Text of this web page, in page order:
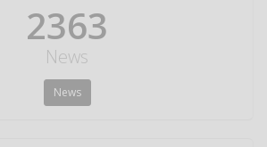
2625
News
News